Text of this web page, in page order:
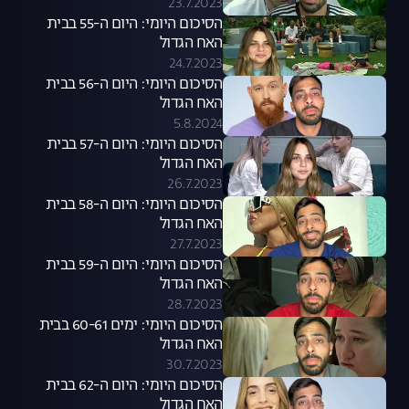
הסיכום היומי: היום ה-55 בבית
האח הגדול
24.7.2023
הסיכום היומי: היום ה-56 בבית
האח הגדול
5.8.2024
הסיכום היומי: היום ה-57 בבית
האח הגדול
26.7.2023
הסיכום היומי: היום ה-58 בבית
האח הגדול
27.7.2023
הסיכום היומי: היום ה-59 בבית
האח הגדול
28.7.2023
הסיכום היומי: ימים 60-61 בבית
האח הגדול
30.7.2023
הסיכום היומי: היום ה-62 בבית